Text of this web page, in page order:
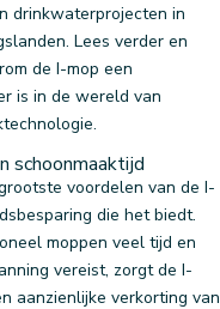
drinkwaterprojecten in
Lees verder en
de I-mop een
is in de wereld van
schoonmaaktijd
voordelen van de I-
die het biedt.
moppen veel tijd en
vereist, zorgt de I-
aanzienlijke verkorting van